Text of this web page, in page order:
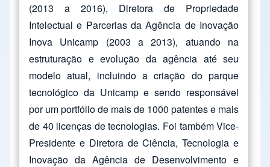
(2013 a 2016), Diretora de Propriedade
Intelectual e Parcerias da Agência de Inovação
Inova Unicamp (2003 a 2013), atuando na
estruturação e evolução da agência até seu
modelo atual, incluindo a criação do parque
tecnológico da Unicamp e sendo responsável
por um portfólio de mais de 1000 patentes e mais
de 40 licenças de tecnologias. Foi também Vice-
Presidente e Diretora de Ciência, Tecnologia e
Inovação da Agência de Desenvolvimento e